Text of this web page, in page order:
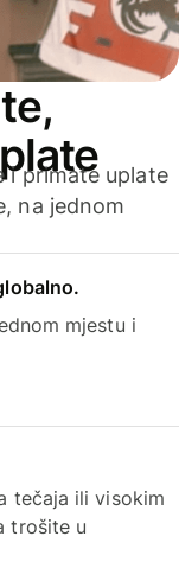
i primate uplate
na jednom
mjestu i
tečaja ili visokim
trošite u